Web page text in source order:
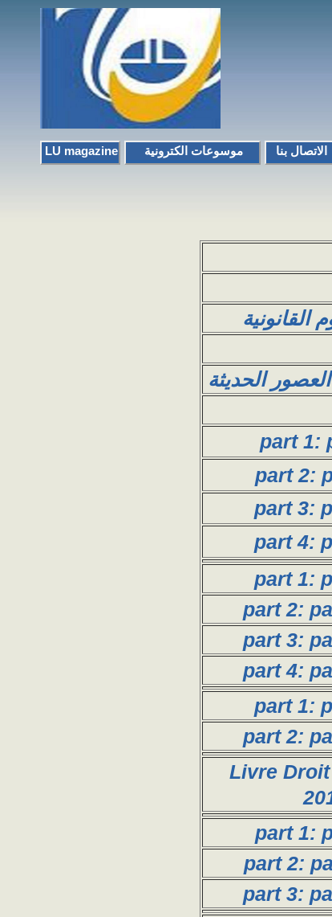
الاتصال بنا LU magazine موسوعات الكترونية
القانونية
الحديثة
part 1:
part 2:
part 3:
part 4:
part 1:
part 2:
part 3:
part 4:
part 1:
part 2:
Livre
part 1:
part 2:
part 3: